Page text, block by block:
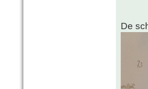
De